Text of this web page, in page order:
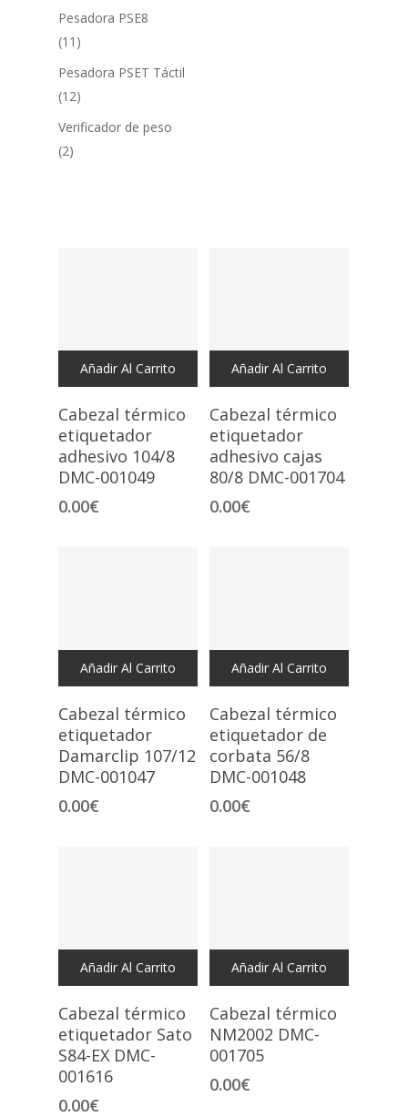
productos
Pesadora PSE8
11 11
productos
Pesadora PSET Táctil
1212
productos
Verificador de peso
22
Añadir Al Carrito
Cabezal térmico
etiquetador
adhesivo 104/8
DMC-001049
0.00€
Añadir Al Carrito
Cabezal térmico
etiquetador
adhesivo cajas
80/8 DMC-001704
0.00€
Añadir Al Carrito
Cabezal térmico
etiquetador
Damarclip 107/12
DMC-001047
0.00€
Añadir Al Carrito
Cabezal térmico
etiquetador de
corbata 56/8
DMC-001048
0.00€
Añadir Al Carrito
Cabezal térmico
etiquetador Sato
S84-EX DMC-
001616
0.00€
Añadir Al Carrito
Cabezal térmico
NM2002 DMC-
001705
0.00€